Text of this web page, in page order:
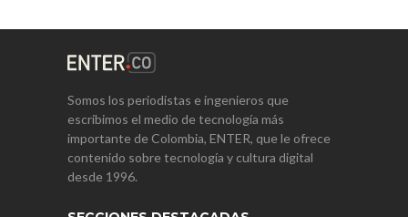
Somos los periodistas e ingenieros que
escribimos el medio de tecnología más
importante de Colombia, ENTER, que le ofrece
contenido sobre tecnología y cultura digital
desde 1996.